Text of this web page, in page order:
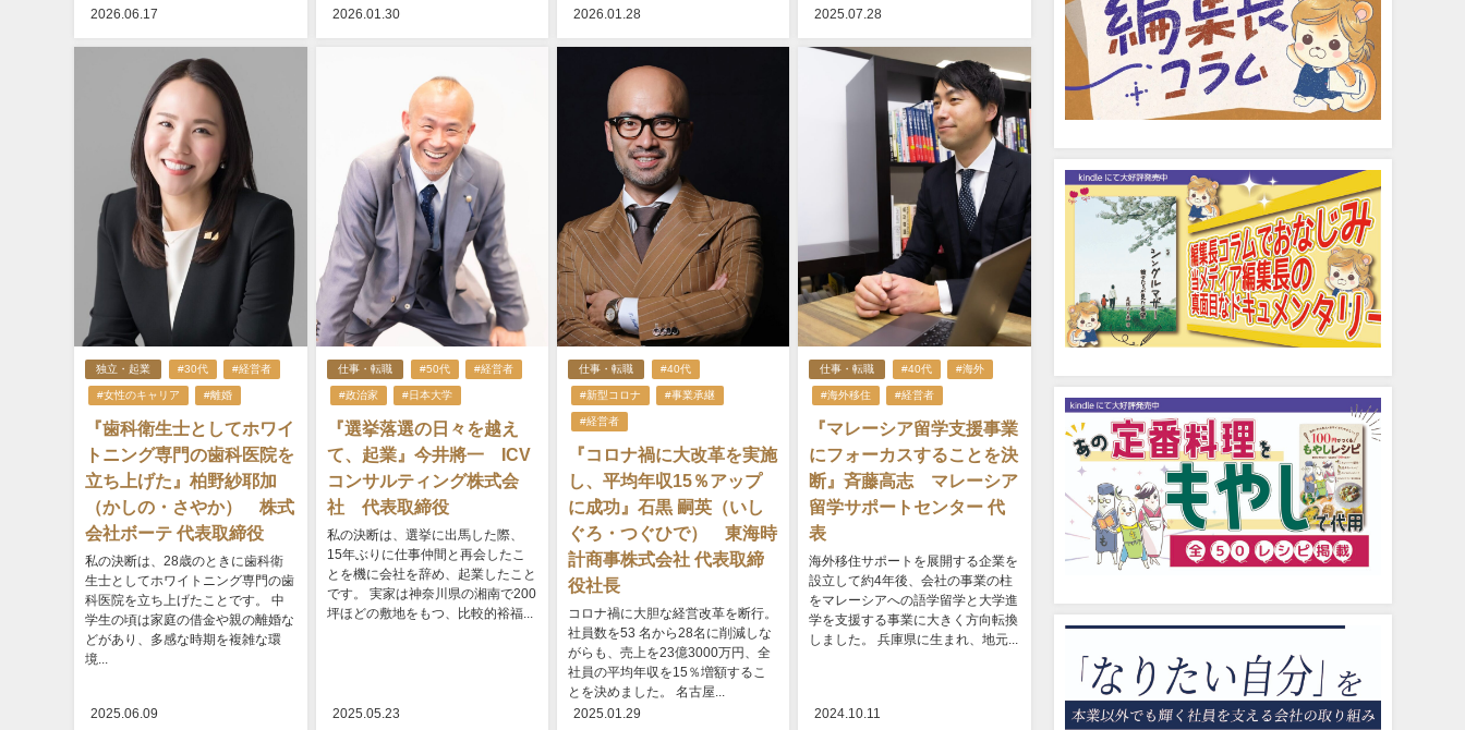
2026.06.17 2026.01.30 2026.01.28
2025.07.28
独立・起業 #30代 #経営者
#女性のキャリア #離婚
『歯科衛生士としてホワイ
トニング専門の歯科医院を
立ち上げた』柏野紗耶加
（かしの・さやか） 株式
会社ボーテ 代表取締役
私の決断は、28歳のときに歯科衛
生士としてホワイトニング専門の歯
科医院を立ち上げたことです。 中
学生の頃は家庭の借金や親の離婚な
どがあり、多感な時期を複雑な環
境...
2025.06.09
仕事・転職 #50代 #経営者
#政治家 #日本大学
『選挙落選の日々を越え
て、起業』今井將一 ICV
コンサルティング株式会
社 代表取締役
私の決断は、選挙に出馬した際、
15年ぶりに仕事仲間と再会したこ
とを機に会社を辞め、起業したこと
です。 実家は神奈川県の湘南で200
坪ほどの敷地をもつ、比較的裕福...
2025.05.23
仕事・転職 #40代
#新型コロナ #事業承継
#経営者
『コロナ禍に大改革を実施
し、平均年収15％アップ
に成功』石黒 嗣英（いし
ぐろ・つぐひで） 東海時
計商事株式会社 代表取締
役社長
コロナ禍に大胆な経営改革を断行。
社員数を53 名から28名に削減しな
がらも、売上を23億3000万円、全
社員の平均年収を15％増額するこ
とを決めました。 名古屋...
2025.01.29
仕事・転職 #40代 #海外
#海外移住 #経営者
『マレーシア留学支援事業
にフォーカスすることを決
断』斉藤高志 マレーシア
留学サポートセンター 代
表
海外移住サポートを展開する企業を
設立して約4年後、会社の事業の柱
をマレーシアへの語学留学と大学進
学を支援する事業に大きく方向転換
しました。 兵庫県に生まれ、地元...
2024.10.11